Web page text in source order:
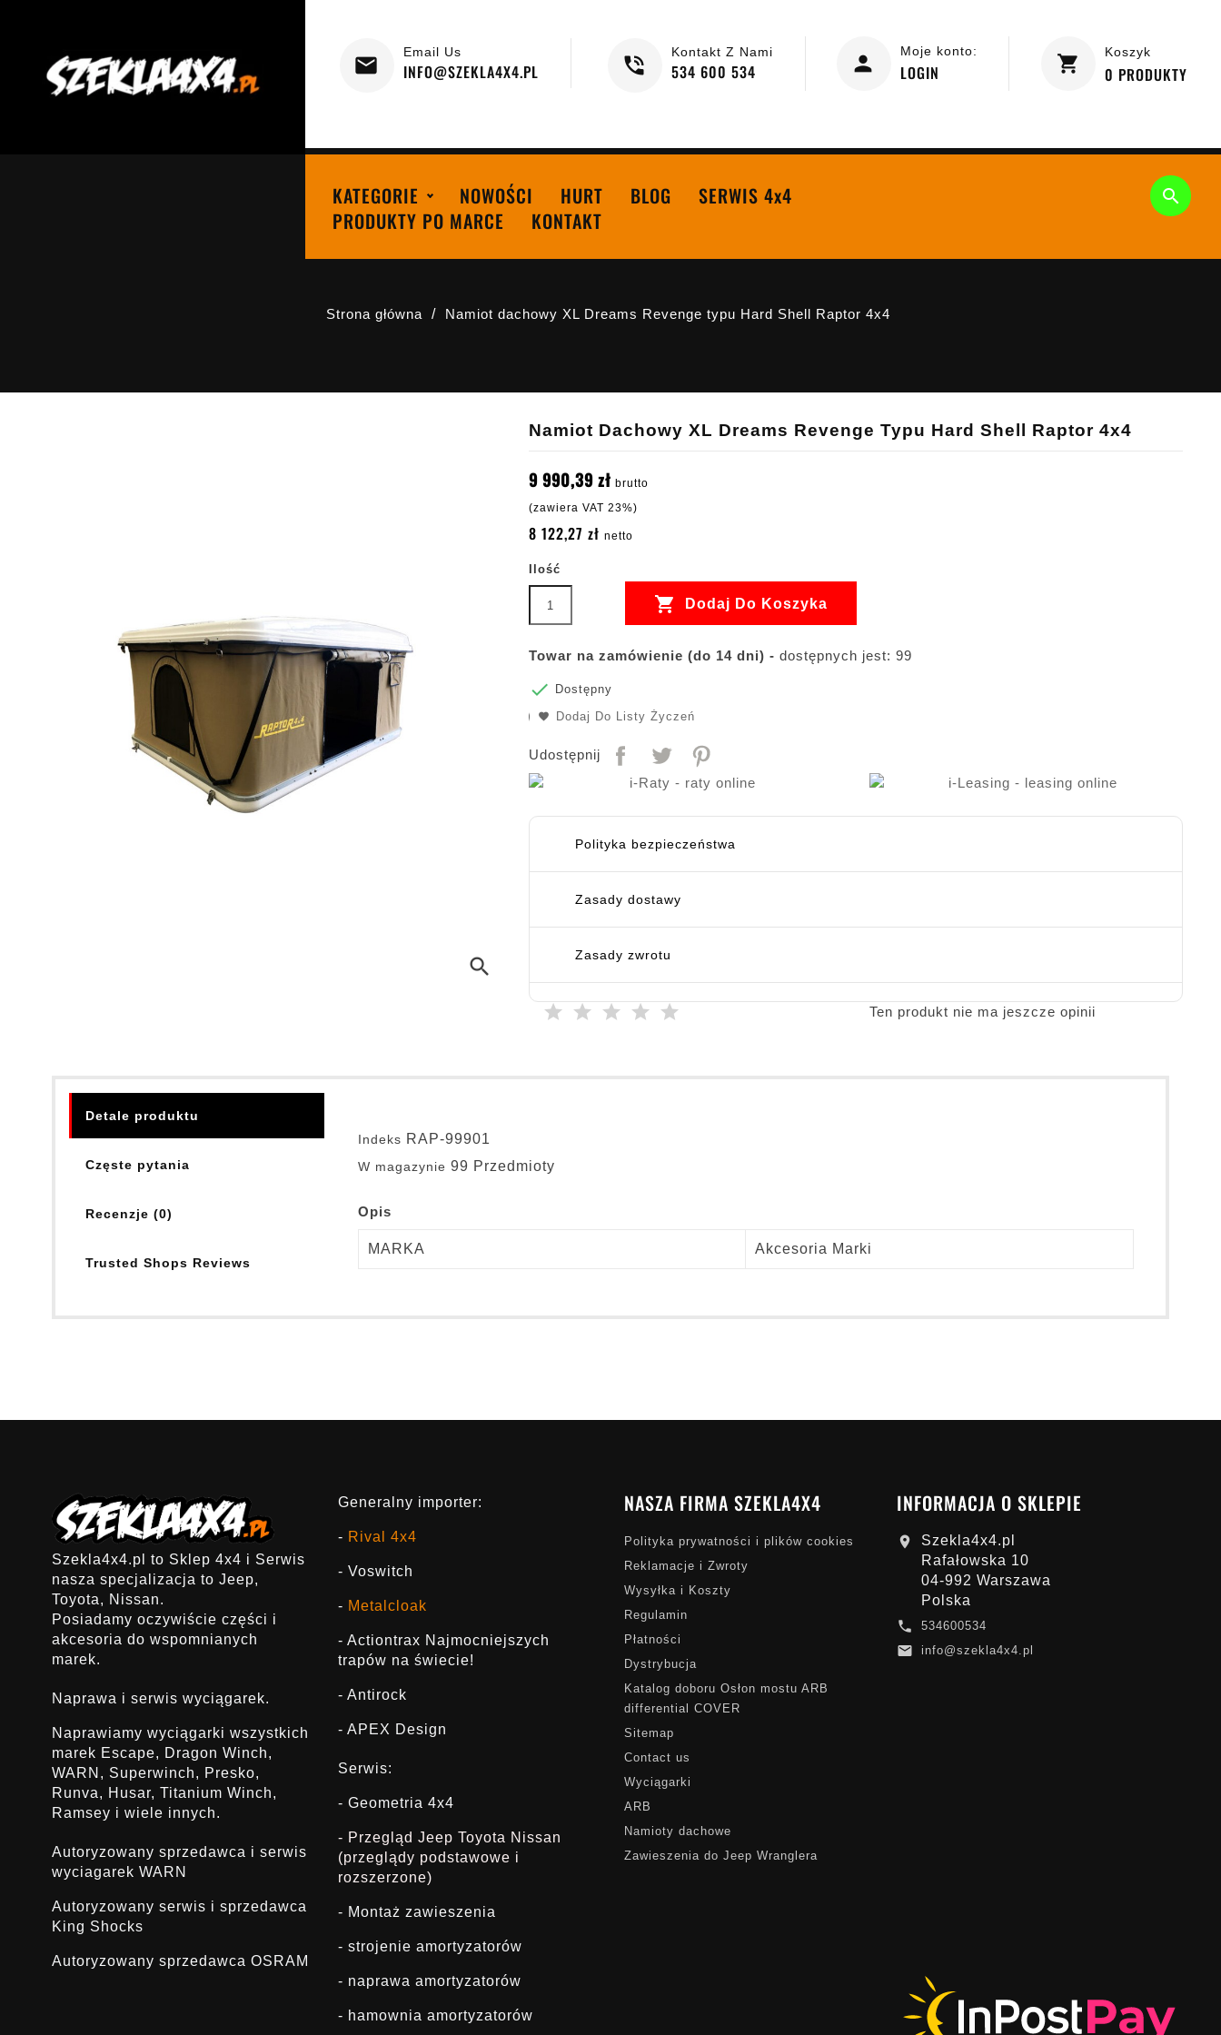
Koszyk
0 PRODUKTY
Moje konto:
LOGIN
Kontakt Z Nami
534 600 534
Email Us
INFO@SZEKLA4X4.PL
KATEGORIE NOWOŚCI HURT BLOG
SERWIS 4x4
PRODUKTY PO MARCE
KONTAKT

Strona główna Namiot dachowy XL Dreams Revenge typu Hard Shell Raptor 4x4
search
Namiot Dachowy XL Dreams Revenge Typu Hard Shell Raptor 4x4
9 990,39 zł brutto
(zawiera VAT 23%)
8 122,27 zł netto
Ilość
 Dodaj Do Koszyka
Towar na zamówienie (do 14 dni) - dostępnych jest: 99

Dostępny
Dodaj Do Listy Życzeń
Udostępnij
Polityka bezpieczeństwa
Zasady dostawy
Zasady zwrotu
Ten produkt nie ma jeszcze opinii
Detale produktu
Częste pytania
Recenzje (0)
Trusted Shops Reviews
Indeks RAP-99901
W magazynie 99 Przedmioty
Opis
MARKA Akcesoria Marki
Szekla4x4.pl to Sklep 4x4 i Serwis
nasza specjalizacja to Jeep,
Toyota, Nissan.
Posiadamy oczywiście części i
akcesoria do wspomnianych
marek.
Naprawa i serwis wyciągarek.
Naprawiamy wyciągarki wszystkich
marek Escape, Dragon Winch,
WARN, Superwinch, Presko,
Runva, Husar, Titanium Winch,
Ramsey i wiele innych.
Autoryzowany sprzedawca i serwis
wyciagarek WARN
Autoryzowany serwis i sprzedawca
King Shocks
Autoryzowany sprzedawca OSRAM
Generalny importer:
- Rival 4x4
- Voswitch
- Metalcloak
- Actiontrax Najmocniejszych
trapów na świecie!
- Antirock
- APEX Design
Serwis:
- Geometria 4x4
- Przegląd Jeep Toyota Nissan
(przeglądy podstawowe i
rozszerzone)
- Montaż zawieszenia
- strojenie amortyzatorów
- naprawa amortyzatorów
- hamownia amortyzatorów
NASZA FIRMA SZEKLA4X4
Polityka prywatności i plików cookies
Reklamacje i Zwroty
Wysyłka i Koszty
Regulamin
Płatności
Dystrybucja
Katalog doboru Osłon mostu ARB
differential COVER
Sitemap
Contact us
Wyciągarki
ARB
Namioty dachowe
Zawieszenia do Jeep Wranglera
INFORMACJA O SKLEPIE

Szekla4x4.pl
Rafałowska 10
04-992 Warszawa
Polska
 534600534
 info@szekla4x4.pl